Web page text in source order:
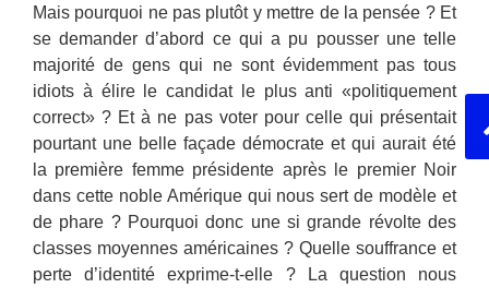
Mais pourquoi ne pas plutôt y mettre de la pensée ? Et
se demander d’abord ce qui a pu pousser une telle
majorité de gens qui ne sont évidemment pas tous
idiots à élire le candidat le plus anti «politiquement
correct» ? Et à ne pas voter pour celle qui présentait
pourtant une belle façade démocrate et qui aurait été
la première femme présidente après le premier Noir
dans cette noble Amérique qui nous sert de modèle et
de phare ? Pourquoi donc une si grande révolte des
classes moyennes américaines ? Quelle souffrance et
perte d’identité exprime-t-elle ? La question nous